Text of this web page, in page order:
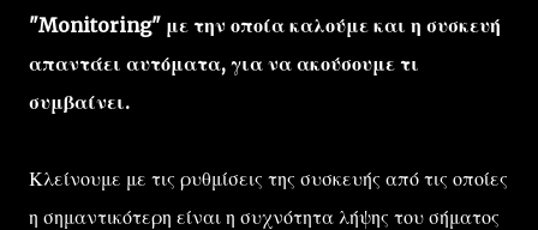
"Monitoring" με την οποία καλούμε και η συσκευή
απαντάει αυτόματα, για να ακούσουμε τι
συμβαίνει.
Κλείνουμε με τις ρυθμίσεις της συσκευής από τις οποίες
η σημαντικότερη είναι η συχνότητα λήψης του σήματος